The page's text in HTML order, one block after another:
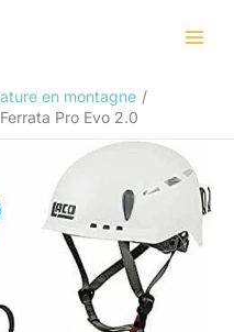
en montagne
Pro Evo 2.0